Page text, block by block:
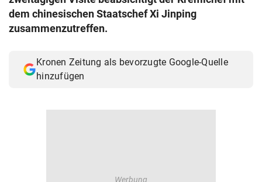
dem chinesischen Staatschef Xi Jinping
zusammenzutreffen.
Kronen Zeitung als bevorzugte Google-Quelle
hinzufügen